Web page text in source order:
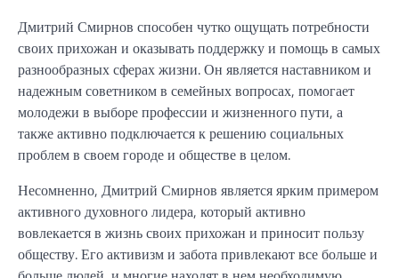
Дмитрий Смирнов способен чутко ощущать потребности
своих прихожан и оказывать поддержку и помощь в самых
разнообразных сферах жизни. Он является наставником и
надежным советником в семейных вопросах, помогает
молодежи в выборе профессии и жизненного пути, а
также активно подключается к решению социальных
проблем в своем городе и обществе в целом.
Несомненно, Дмитрий Смирнов является ярким примером
активного духовного лидера, который активно
вовлекается в жизнь своих прихожан и приносит пользу
обществу. Его активизм и забота привлекают все больше и